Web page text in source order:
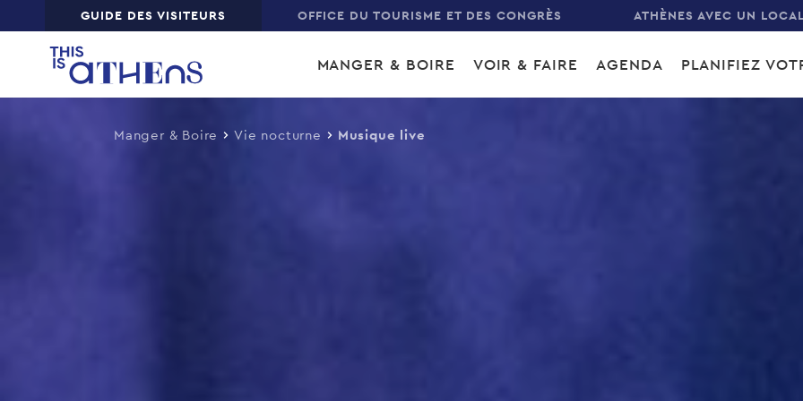
content
Top GUIDE DES VISITEURS OFFICE DU TOURISME ET DES CONGRÈS ATHÈNES AVEC UN LOCAL
Main
navigation
MANGER & BOIRE VOIR & FAIRE AGENDA PLANIFIEZ
Manger & Boire Vie nocturne Musique live